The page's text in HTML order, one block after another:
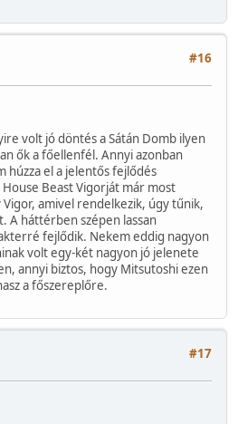
#16
volt jó döntés a Sátán Domb ilyen
ők a főellenfél. Annyi azonban
húzza el a jelentős fejlődés
Beast Vigorját már most
Vigor, amivel rendelkezik, úgy tűnik,
A háttérben szépen lassan
fejlődik. Nekem eddig nagyon
volt egy-két nagyon jó jelenete
annyi biztos, hogy Mitsutoshi ezen
a főszereplőre.
#17